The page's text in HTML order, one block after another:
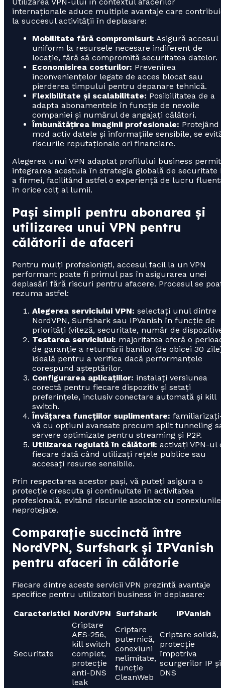
internaționale aduce multiple avantaje care contribuie
la succesul activității în deplasare:
Mobilitate fără compromisuri: Asigură accesul
uniform la resursele necesare indiferent de
locație, fără să compromită securitatea datelor.
Economisirea costurilor: Prevenirea
inconveniențelor legate de acces blocat sau
pierderea timpului pentru depanare tehnică.
Flexibilitate și scalabilitate: Posibilitatea de a
adapta abonamentele în funcție de nevoile
companiei și numărul de angajați călători.
Îmbunătățirea imaginii profesionale: Protejând
mod activ datele și informațiile sensibile, se evită
riscurile reputaționale ori financiare.
Alegerea unui VPN adaptat profilului business permite
integrarea acestuia în strategia globală de securitate
a firmei, facilitând astfel o experiență de lucru fluentă
în orice colț al lumii.
Pași simpli pentru abonarea și
utilizarea unui VPN pentru
călătorii de afaceri
Pentru mulți profesioniști, accesul facil la un VPN
performant poate fi primul pas în asigurarea unei
deplasări fără riscuri pentru afacere. Procesul se
rezuma astfel:
Alegerea serviciului VPN: selectați unul dintre
NordVPN, Surfshark sau IPVanish în funcție de
priorități (viteză, securitate, număr de
Testarea serviciului: majoritatea oferă o
de garanție a returnării banilor (de obicei 30 zile),
ideală pentru a verifica dacă performanțele
corespund așteptărilor.
Configurarea aplicațiilor: instalați versiunea
corectă pentru fiecare dispozitiv și setați
preferințele, inclusiv conectare automată și kill
switch.
Învățarea funcțiilor suplimentare: familiarizați-
vă cu opțiuni avansate precum split tunneling
servere optimizate pentru streaming și P2P.
Utilizarea regulată în călătorii: activați VPN-ul
fiecare dată când utilizați rețele publice sau
accesați resurse sensibile.
Prin respectarea acestor pași, vă puteți asigura o
protecție crescuta și continuitate în activitatea
profesională, evitând riscurile asociate cu conexiunile
neprotejate.
Comparație succinctă între
NordVPN, Surfshark și IPVanish
pentru afaceri în călătorie
Fiecare dintre aceste servicii VPN prezintă avantaje
specifice pentru utilizatori business în deplasare:
Caracteristici NordVPN Surfshark IPVanish
Securitate
Criptare
AES-256,
kill switch
complet,
protecție
anti-DNS
leak
Criptare
puternică,
conexiuni
nelimitate,
funcție
CleanWeb
Criptare solidă,
protecție
împotriva
scurgerilor IP și
DNS